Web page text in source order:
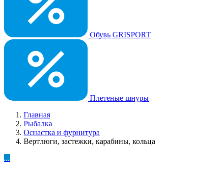
Обувь GRISPORT
Плетеные шнуры
Главная
Рыбалка
Оснастка и фурнитура
Вертлюги, застежки, карабины, кольца
...